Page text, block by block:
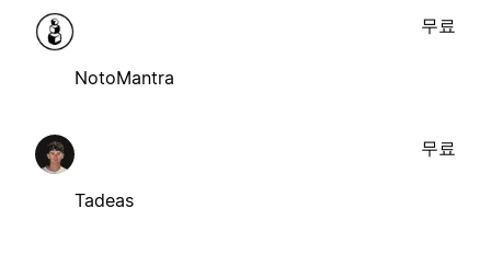
NotoMantra
무료
Tadeas
무료